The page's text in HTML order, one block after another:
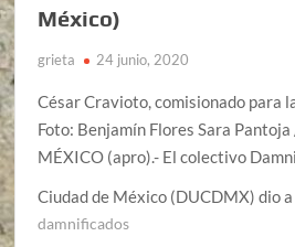
México)
grieta 24 junio, 2020
César Cravioto, comisionado para
Foto: Benjamín Flores Sara
MÉXICO (apro).- El colectivo
Ciudad de México (DUCDMX) dio
damnificados